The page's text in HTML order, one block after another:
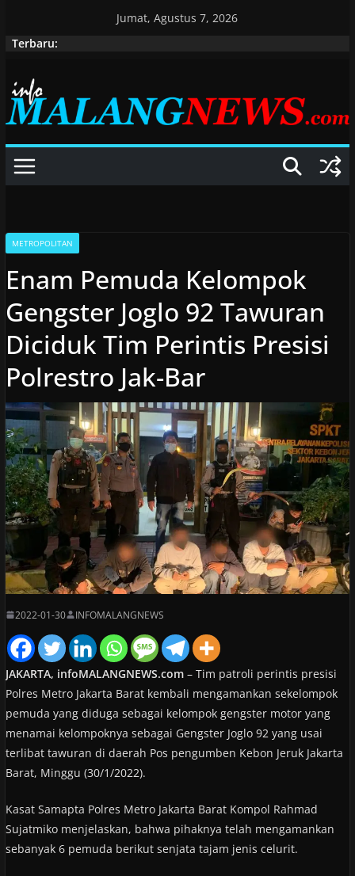
Jumat, Agustus 7, 2026
Terbaru:
METROPOLITAN
Enam Pemuda Kelompok
Gengster Joglo 92 Tawuran
Diciduk Tim Perintis Presisi
Polrestro Jak-Bar
2022-01-30 INFOMALANGNEWS
JAKARTA, infoMALANGNEWS.com– Tim patroli perintis presisi
Polres Metro Jakarta Barat kembali mengamankan sekelompok
pemuda yang diduga sebagai kelompok gengster motor yang
menamai kelompoknya sebagai Gengster Joglo 92 yang usai
terlibat tawuran di daerah Pos pengumben Kebon Jeruk Jakarta
Barat, Minggu (30/1/2022).
Kasat Samapta Polres Metro Jakarta Barat Kompol Rahmad
Sujatmiko menjelaskan, bahwa pihaknya telah mengamankan
sebanyak 6 pemuda berikut senjata tajam jenis celurit.